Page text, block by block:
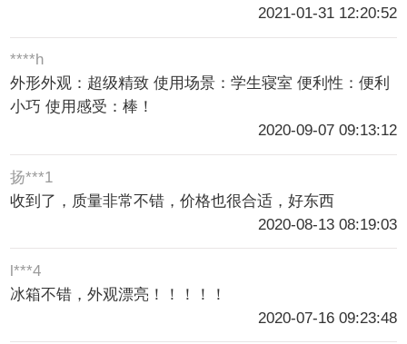
2021-01-31 12:20:52
****h
外形外观：超级精致 使用场景：学生寝室 便利性：便利
小巧 使用感受：棒！
2020-09-07 09:13:12
扬***1
收到了，质量非常不错，价格也很合适，好东西
2020-08-13 08:19:03
l***4
冰箱不错，外观漂亮！！！！！
2020-07-16 09:23:48